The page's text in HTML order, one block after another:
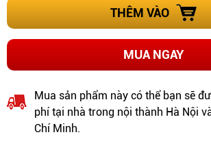
THÊM VÀO
MUA NGAY
Mua sản phẩm này có thể bạn sẽ
phí tại nhà trong nội thành Hà Nội
Chí Minh.